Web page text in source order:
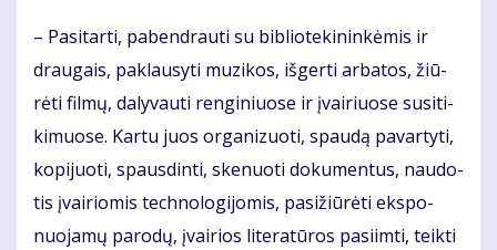
– Pa­si­tar­ti, pa­ben­drau­ti su bib­lio­te­ki­nin­kė­mis ir
drau­gais, pa­klau­sy­ti mu­zi­kos, iš­ger­ti ar­ba­tos, žiū­
rė­ti fil­mų, da­ly­vau­ti ren­gi­niuo­se ir įvai­riuo­se su­si­ti­
ki­muo­se. Kar­tu juos or­ga­ni­zuo­ti, spau­dą pa­var­ty­ti,
ko­pi­juo­ti, spaus­din­ti, ske­nuo­ti do­ku­men­tus, nau­do­
tis įvai­rio­mis tech­no­lo­gi­jo­mis, pa­si­žiū­rė­ti eks­po­
nuo­ja­mų pa­ro­dų, įvai­rios li­te­ra­tū­ros pa­si­im­ti, teik­ti